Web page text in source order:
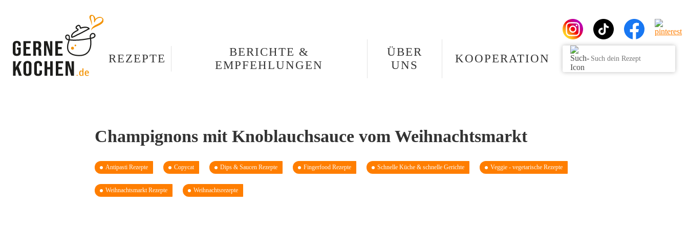
REZEPTE
BERICHTE &
EMPFEHLUNGEN
ÜBER
UNS
KOOPERATION
Champignons mit Knoblauchsauce vom Weihnachtsmarkt
Antipasti Rezepte Copycat Dips & Saucen Rezepte Fingerfood Rezepte Schnelle Küche & schnelle Gerichte Veggie - vegetarische Rezepte
Weihnachtsmarkt Rezepte Weihnachtsrezepte